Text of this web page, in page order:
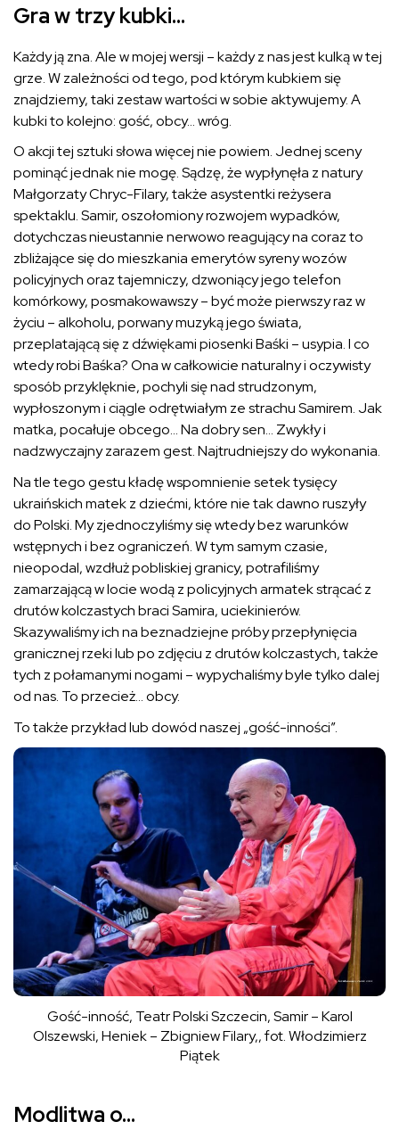
Gra w trzy kubki…
Każdy ją zna. Ale w mojej wersji – każdy z nas jest kulką w tej
grze. W zależności od tego, pod którym kubkiem się
znajdziemy, taki zestaw wartości w sobie aktywujemy. A
kubki to kolejno: gość, obcy… wróg.
O akcji tej sztuki słowa więcej nie powiem. Jednej sceny
pominąć jednak nie mogę. Sądzę, że wypłynęła z natury
Małgorzaty Chryc-Filary, także asystentki reżysera
spektaklu. Samir, oszołomiony rozwojem wypadków,
dotychczas nieustannie nerwowo reagujący na coraz to
zbliżające się do mieszkania emerytów syreny wozów
policyjnych oraz tajemniczy, dzwoniący jego telefon
komórkowy, posmakowawszy – być może pierwszy raz w
życiu – alkoholu, porwany muzyką jego świata,
przeplatającą się z dźwiękami piosenki Baśki – usypia. I co
wtedy robi Baśka? Ona w całkowicie naturalny i oczywisty
sposób przyklęknie, pochyli się nad strudzonym,
wypłoszonym i ciągle odrętwiałym ze strachu Samirem. Jak
matka, pocałuje obcego… Na dobry sen… Zwykły i
nadzwyczajny zarazem gest. Najtrudniejszy do wykonania.
Na tle tego gestu kładę wspomnienie setek tysięcy
ukraińskich matek z dziećmi, które nie tak dawno ruszyły
do Polski. My zjednoczyliśmy się wtedy bez warunków
wstępnych i bez ograniczeń. W tym samym czasie,
nieopodal, wzdłuż pobliskiej granicy, potrafiliśmy
zamarzającą w locie wodą z policyjnych armatek strącać z
drutów kolczastych braci Samira, uciekinierów.
Skazywaliśmy ich na beznadziejne próby przepłynięcia
granicznej rzeki lub po zdjęciu z drutów kolczastych, także
tych z połamanymi nogami – wypychaliśmy byle tylko dalej
od nas. To przecież… obcy.
To także przykład lub dowód naszej „gość-inności”.
Gość-inność, Teatr Polski Szczecin, Samir – Karol
Olszewski, Heniek – Zbigniew Filary,, fot. Włodzimierz
Piątek
Modlitwa o…